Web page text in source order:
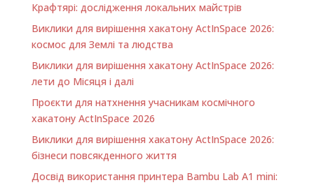
Крафтярі: дослідження локальних майстрів
Виклики для вирішення хакатону ActInSpace 2026:
космос для Землі та людства
Виклики для вирішення хакатону ActInSpace 2026:
лети до Місяця і далі
Проєкти для натхнення учасникам космічного
хакатону ActInSpace 2026
Виклики для вирішення хакатону ActInSpace 2026:
бізнеси повсякденного життя
Досвід використання принтера Bambu Lab A1 minі: